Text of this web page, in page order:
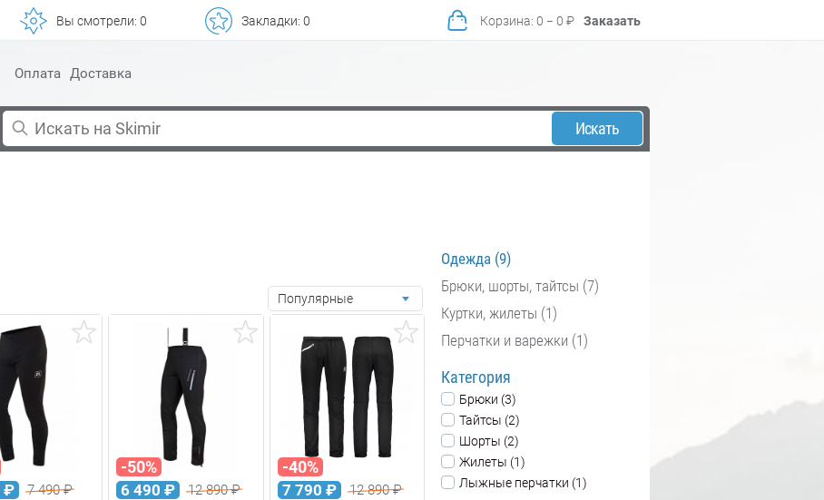
Вы смотрели: 0 Закладки: 0 Корзина: 0 − 0 ₽ Заказать
Оплата Доставка
Искать
Популярные
₽ 7 490₽
-50%
6 490 ₽ 12 890₽
-40%
7 790 ₽ 12 890₽
Одежда (9)
Брюки, шорты, тайтсы (7)
Куртки, жилеты (1)
Перчатки и варежки (1)
Категория
Брюки (3)
Тайтсы (2)
Шорты (2)
Жилеты (1)
Лыжные перчатки (1)